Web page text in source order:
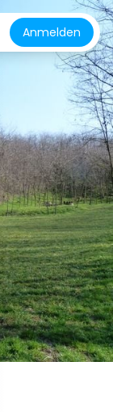
Anmelden